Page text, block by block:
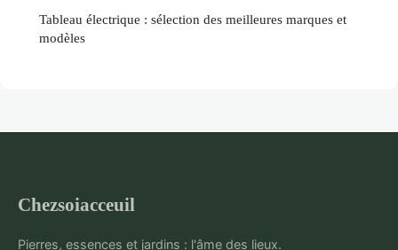
Tableau électrique : sélection des meilleures marques et
modèles
Chezsoiacceuil
Pierres, essences et jardins : l'âme des lieux.